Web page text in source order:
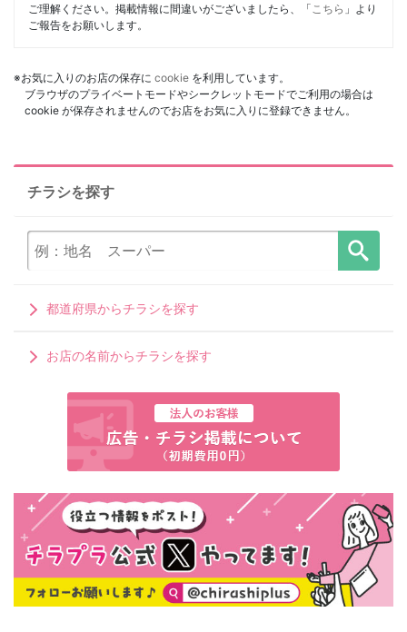
ご理解ください。掲載情報に間違いがございましたら、「 こちら 」より
ご報告をお願いします。
※お気に入りのお店の保存に cookie を利用しています。
ブラウザのプライベートモードやシークレットモードでご利用の場合は
cookie が保存されませんのでお店をお気に入りに登録できません。
チラシを探す
都道府県からチラシを探す
お店の名前からチラシを探す